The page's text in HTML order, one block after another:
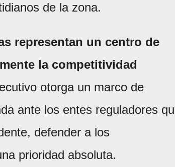
de la zona.
representan un centro de
la competitividad
otorga un marco de
ante los entes reguladores
defender a los
prioridad absoluta.